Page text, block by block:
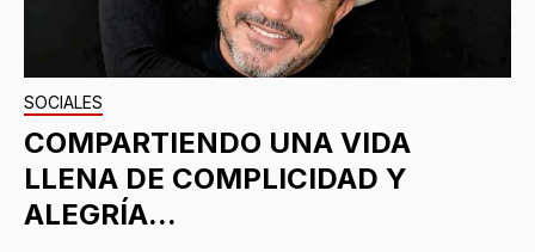
SOCIALES
COMPARTIENDO UNA VIDA
LLENA DE COMPLICIDAD Y
ALEGRÍA...